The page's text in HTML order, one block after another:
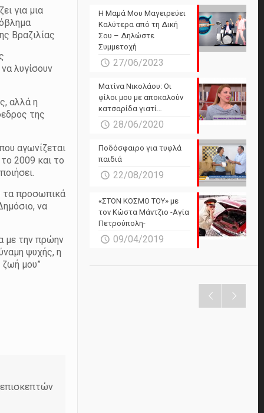
για μια
Βραζιλίας
λυγίσουν
αλλά η
της
αγωνίζεται
2009 και το
τα προσωπικά
να
με την πρώην
ψυχής, η
μου”
Η Μαμά Μου Μαγειρεύει
Καλύτερα από τη Δική
Σου – Δηλώστε
Συμμετοχή
27/06/2023
Ματίνα Νικολάου: Οι
φίλοι μου με αποκαλούν
κατσαρίδα γιατί…
28/06/2020
Ποδόσφαιρο για τυφλά
παιδιά
22/08/2019
«ΣΤΟΝ ΚΟΣΜΟ ΤΟΥ» με
τον Κώστα Μάντζιο -Αγία
Πετρούπολη-
09/04/2019